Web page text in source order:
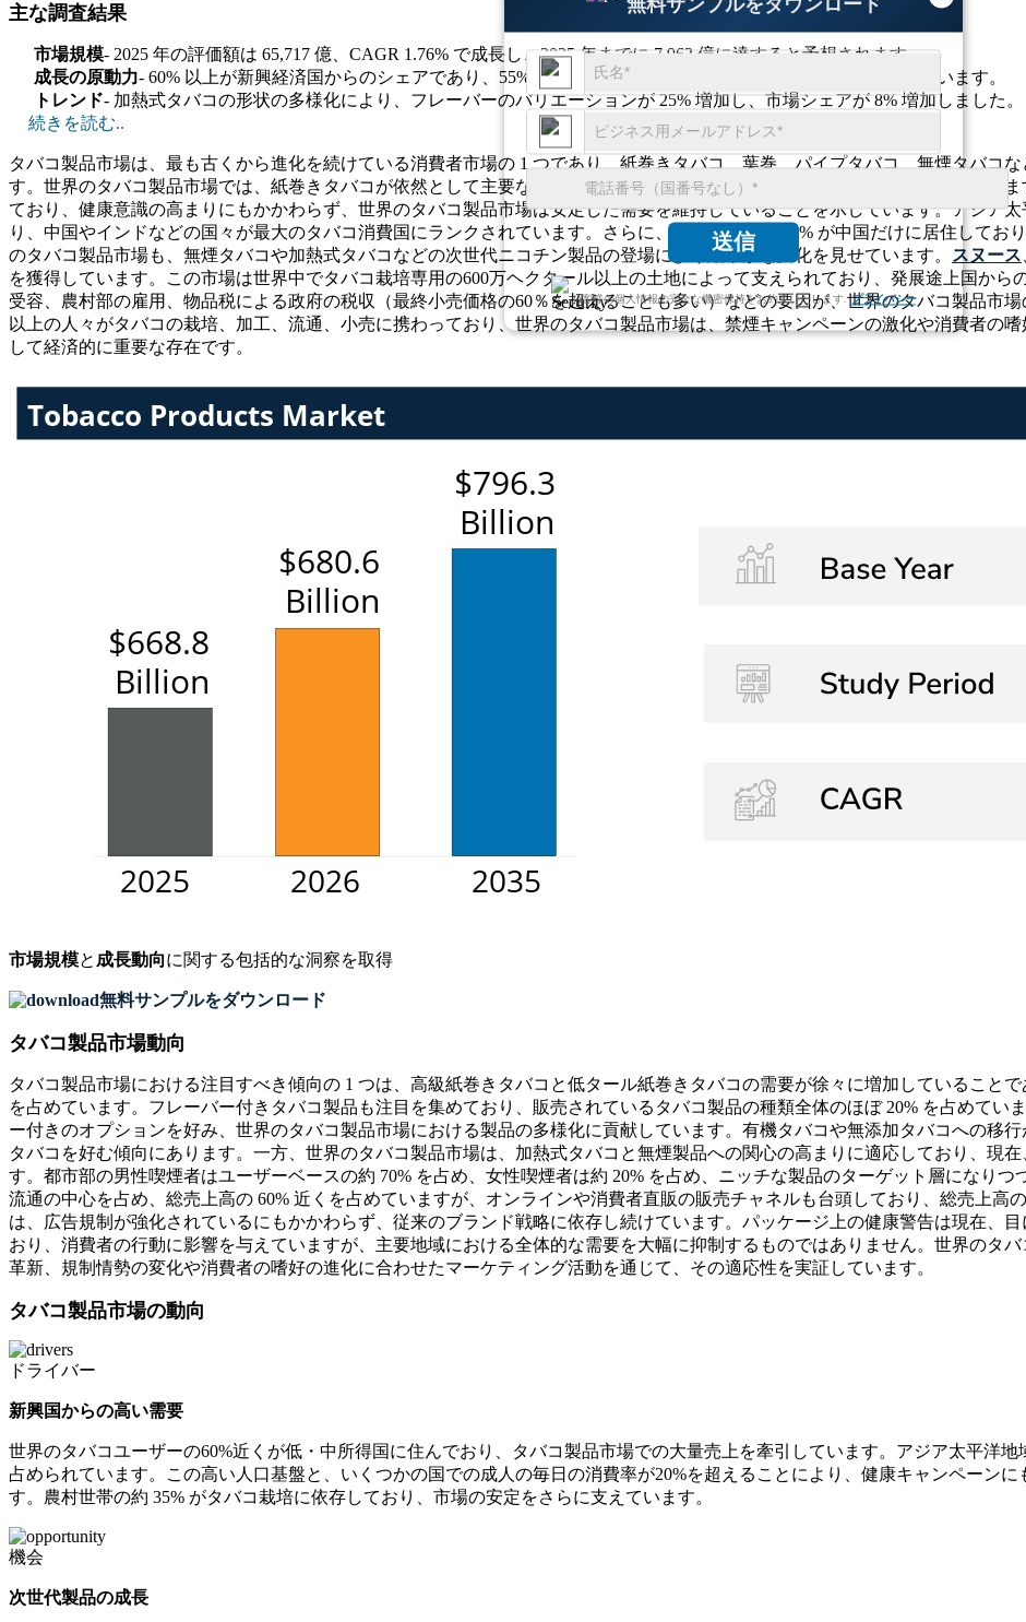
無料サンプルをダウンロード
送信
お客様の個人情報の完全な機密保持をお約束いたします.プライバシー
主な調査結果
市場規模- 2025 年の評価額は 65,717 億、CAGR 1.76% で成長し、2035 年までに 7,963 億に達すると予想されます。
成長の原動力- 60% 以上が新興経済国からのシェアであり、55% が地方の雇用に依存していることが安定を推進しています。
トレンド- 加熱式タバコの形状の多様化により、フレーバーのバリエーションが 25% 増加し、市場シェアが 8% 増加しました。
続きを読む..
タバコ製品市場は、最も古くから進化を続けている消費者市場の 1 つであり、紙巻きタバコ、葉巻、パイプタバコ、無煙タバコ
す。世界のタバコ製品市場では、紙巻きタバコが依然として主要な製品タイプであり、世界中の総販売量のほぼ85％を占めてい
ており、健康意識の高まりにもかかわらず、世界のタバコ製品市場は安定した需要を維持していることを示しています。アジア
り、中国やインドなどの国々が最大のタバコ消費国にランクされています。さらに、全喫煙者の約 30% が中国だけに居住してお
のタバコ製品市場も、無煙タバコや加熱式タバコなどの次世代ニコチン製品の登場により緩やかな変化を見せています。
スヌース
を獲得しています。この市場は世界中でタバコ栽培専用の600万ヘクタール以上の土地によって支えられており、発展途上国か
受容、農村部の雇用、物品税による政府の税収（最終小売価格の60％を超えることも多い）などの要因が、世界のタバコ製品市
以上の人々がタバコの栽培、加工、流通、小売に携わっており、世界のタバコ製品市場は、禁煙キャンペーンの激化や消費者の
して経済的に重要な存在です。
市場規模と 成長動向に関する包括的な洞察を取得
無料サンプルをダウンロード
タバコ製品市場動向
タバコ製品市場における注目すべき傾向の 1 つは、高級紙巻きタバコと低タール紙巻きタバコの需要が徐々に増加していること
を占めています。フレーバー付きタバコ製品も注目を集めており、販売されているタバコ製品の種類全体のほぼ 20% を占めてい
ー付きのオプションを好み、世界のタバコ製品市場における製品の多様化に貢献しています。有機タバコや無添加タバコへの移
タバコを好む傾向にあります。一方、世界のタバコ製品市場は、加熱式タバコと無煙製品への関心の高まりに適応しており、現
す。都市部の男性喫煙者はユーザーベースの約 70% を占め、女性喫煙者は約 20% を占め、ニッチな製品のターゲット層になり
流通の中心を占め、総売上高の 60% 近くを占めていますが、オンラインや消費者直販の販売チャネルも台頭しており、総売上高
は、広告規制が強化されているにもかかわらず、従来のブランド戦略に依存し続けています。パッケージ上の健康警告は現在、
おり、消費者の行動に影響を与えていますが、主要地域における全体的な需要を大幅に抑制するものではありません。世界のタ
革新、規制情勢の変化や消費者の嗜好の進化に合わせたマーケティング活動を通じて、その適応性を実証しています。
タバコ製品市場の動向
ドライバー
新興国からの高い需要
世界のタバコユーザーの60%近くが低・中所得国に住んでおり、タバコ製品市場での大量売上を牽引しています。アジア太平洋
占められています。この高い人口基盤と、いくつかの国での成人の毎日の消費率が20%を超えることにより、健康キャンペーン
す。農村世帯の約 35% がタバコ栽培に依存しており、市場の安定をさらに支えています。
機会
次世代製品の成長